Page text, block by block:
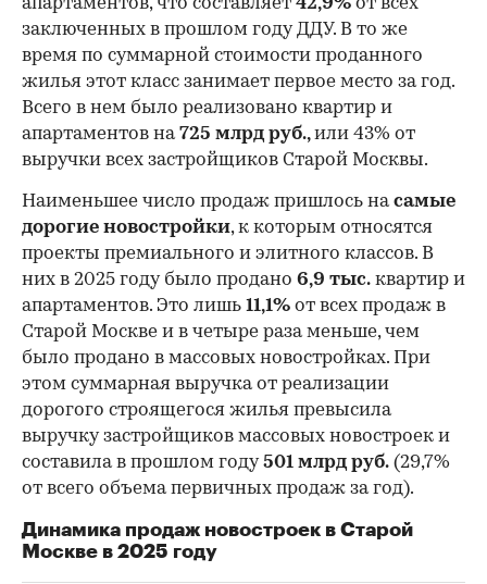
заключенных в прошлом году ДДУ. В то же
время по суммарной стоимости проданного
жилья этот класс занимает первое место за год.
Всего в нем было реализовано квартир и
апартаментов на725 млрд руб.,или 43% от
выручки всех застройщиков Старой Москвы.
Наименьшее число продаж пришлось насамые
дорогие новостройки, к которым относятся
проекты премиального и элитного классов. В
них в 2025 году было продано 6,9 тыс. квартир и
апартаментов. Это лишь 11,1% от всех продаж в
Старой Москве и в четыре раза меньше, чем
было продано в массовых новостройках. При
этом суммарная выручка от реализации
дорогого строящегося жилья превысила
выручку застройщиков массовых новостроек и
составила в прошлом году501 млрд руб. (29,7%
от всего объема первичных продаж за год).
Динамика продаж новостроек в Старой
Москве в 2025 году